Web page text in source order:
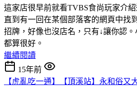
這家店很早前就看TVBS食尚玩家介
直到有一回在某個部落客的網頁中找
招牌，好像也沒店名，只有↓讓你認
都算很好。
繼續閱讀
15年前
【虎亂吃一通】【頂溪站】永和俗又